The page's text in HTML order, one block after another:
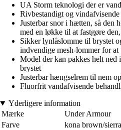
UA Storm teknologi der er
Rivbestandigt og
Justerbar snor i hætten, så den
med en løkke til at fastgøre
Sikker lynlåslomme til brystet
indvendige mesh-lommer for
Model der kan pakkes helt ned
brystet
Justerbar hængselrem til nem
Fluorfrit vandafvisende
Yderligere information
Mærke
Under Armour
Farve
kona brown/